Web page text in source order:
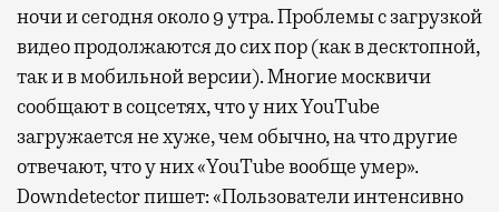
ночи и сегодня около 9 утра. Проблемы с загрузкой
видео продолжаются до сих пор (как в десктопной,
так и в мобильной версии). Многие москвичи
сообщают в соцсетях, что у них YouTube
загружается не хуже, чем обычно, на что другие
отвечают, что у них «YouTube вообще умер».
Downdetector пишет: «Пользователи интенсивно